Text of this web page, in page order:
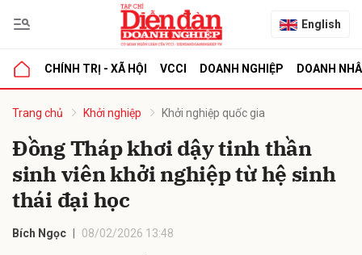
English
CHÍNH TRỊ - XÃ HỘI VCCI DOANH NGHIỆP DOANH
Trang chủ Khởi nghiệp Khởi nghiệp quốc gia
Đồng Tháp khơi dậy tinh thần
sinh viên khởi nghiệp từ hệ sinh
thái đại học
Bích Ngọc 08/02/2026 13:48
luận